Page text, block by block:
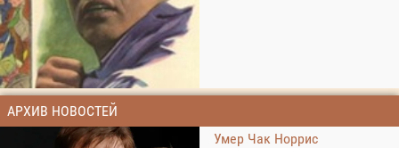
АРХИВ НОВОСТЕЙ
Умер Чак Норрис